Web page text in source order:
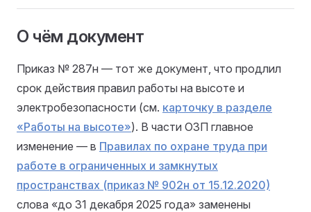
О чём документ
Приказ № 287н — тот же документ, что продлил
срок действия правил работы на высоте и
электробезопасности (см. карточку в разделе
«Работы на высоте»). В части ОЗП главное
изменение — в Правилах по охране труда при
работе в ограниченных и замкнутых
пространствах (приказ № 902н от 15.12.2020)
слова «до 31 декабря 2025 года» заменены